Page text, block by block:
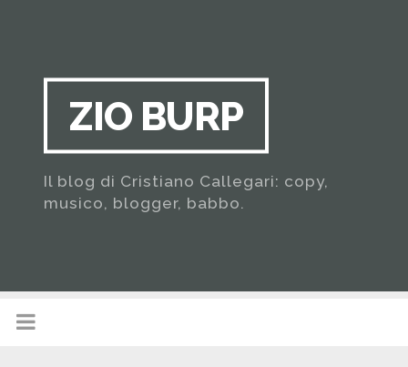
ZIO BURP
Il blog di Cristiano Callegari: copy,
musico, blogger, babbo.